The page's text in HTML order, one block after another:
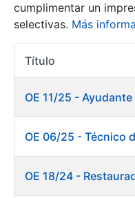
Mostrar/Ocultar
Mostrar/Ocultar
cumplimentar un
selectivas. Más
Título
OE 18/24 -